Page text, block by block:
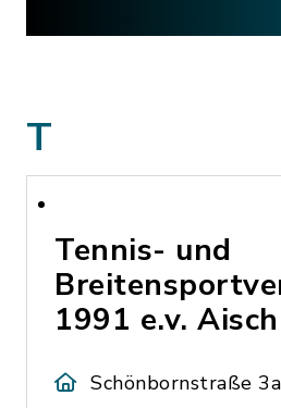
T
Tennis- und
1991 e.v. Aisch
Schönbornstraße